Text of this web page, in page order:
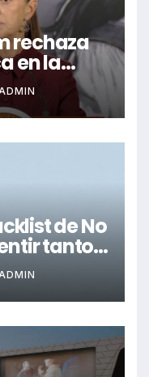
rechaza
en la
Aguirre
de No
tanto:
álbum